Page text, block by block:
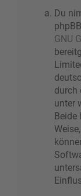
Du
GNU
durch
unter
Beide